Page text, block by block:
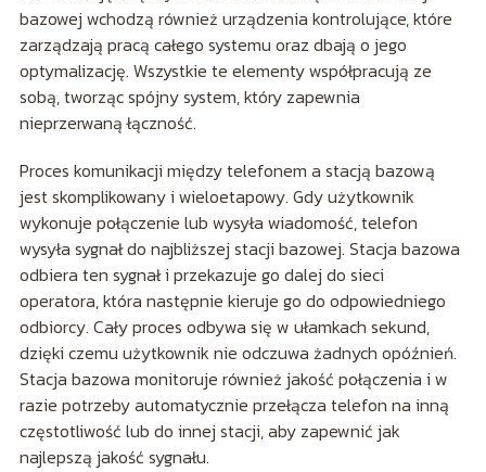
bazowej wchodzą również urządzenia kontrolujące, które
zarządzają pracą całego systemu oraz dbają o jego
optymalizację. Wszystkie te elementy współpracują ze
sobą, tworząc spójny system, który zapewnia
nieprzerwaną łączność.
Proces komunikacji między telefonem a stacją bazową
jest skomplikowany i wieloetapowy. Gdy użytkownik
wykonuje połączenie lub wysyła wiadomość, telefon
wysyła sygnał do najbliższej stacji bazowej. Stacja bazowa
odbiera ten sygnał i przekazuje go dalej do sieci
operatora, która następnie kieruje go do odpowiedniego
odbiorcy. Cały proces odbywa się w ułamkach sekund,
dzięki czemu użytkownik nie odczuwa żadnych opóźnień.
Stacja bazowa monitoruje również jakość połączenia i w
razie potrzeby automatycznie przełącza telefon na inną
częstotliwość lub do innej stacji, aby zapewnić jak
najlepszą jakość sygnału.